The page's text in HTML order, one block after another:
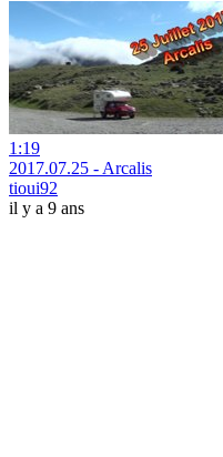
1:19
2017.07.25 - Arcalis
tioui92
il y a 9 ans